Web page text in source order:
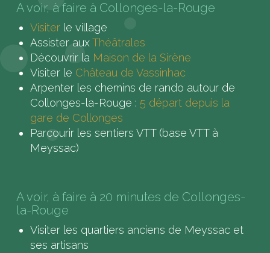
A voir, à faire à Collonges-la-Rouge
Visiterle village
Assister auxThéâtrales
Découvrir la Maison de la Sirène
Visiter le Château de Vassinhac
Arpenter les chemins de rando autour de
Collonges-la-Rouge : 5 départ depuis la
gare de Collonges
Parcourir les sentiers VTT (base VTT à
Meyssac)
A voir, à faire à 20 minutes de Collonges-
la-Rouge
Visiter les quartiers anciens de Meyssac et
ses artisans